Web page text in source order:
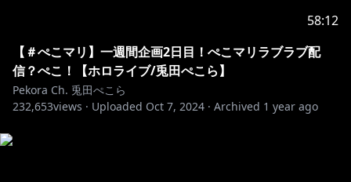
58:12
【＃ぺこマリ】一週間企画2日目！ぺこマリラブラブ配
信？ぺこ！【ホロライブ/兎田ぺこら】
Pekora Ch. 兎田ぺこら
232,653views · Uploaded Oct 7, 2024 · Archived 1 year ago